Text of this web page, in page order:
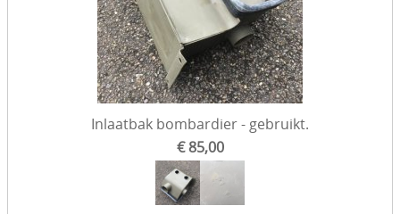
Inlaatbak bombardier - gebruikt.
€ 85,00